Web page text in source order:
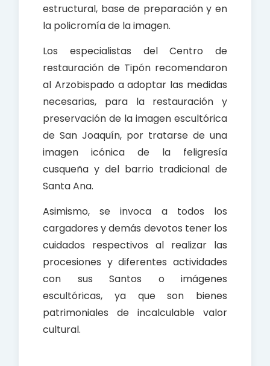
estructural, base de preparación y en
la policromía de la imagen.
Los especialistas del Centro de
restauración de Tipón recomendaron
al Arzobispado a adoptar las medidas
necesarias, para la restauración y
preservación de la imagen escultórica
de San Joaquín, por tratarse de una
imagen icónica de la feligresía
cusqueña y del barrio tradicional de
Santa Ana.
Asimismo, se invoca a todos los
cargadores y demás devotos tener los
cuidados respectivos al realizar las
procesiones y diferentes actividades
con sus Santos o imágenes
escultóricas, ya que son bienes
patrimoniales de incalculable valor
cultural.